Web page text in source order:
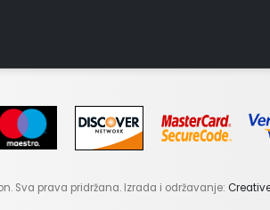
Sva prava pridržana. Izrada i održavanje: